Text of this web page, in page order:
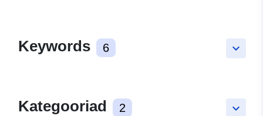
keyboard_arrow_down
Keywords 6
keyboard_arrow_down
Kategooriad 2